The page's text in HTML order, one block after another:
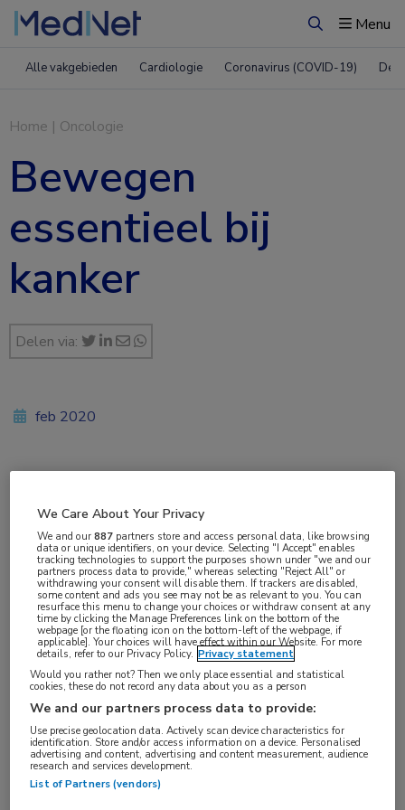
ZoekenMenu
Alle vakgebieden Cardiologie Coronavirus (COVID-19)
Home | Oncologie
Bewegen
essentieel bij
kanker
Delen via:
Beweging is belangrijk voor de preventie,
behandeling, het herstel en de overlevingskans
bij kanker. Daarom zijn er nu duidelijke
aanbevelingenvoor beweging bij
kankerpatiënten.
feb 2020
Oncologie
Tags:
bewegen
We Care About Your Privacy
We and our887 partners store and access personal data, like browsing
data or unique identifiers, on your device. Selecting "I Accept" enables
tracking technologies to support the purposes shown under "we and our
partners process data to provide," whereas selecting "Reject All" or
withdrawing your consent will disable them. If trackers are disabled,
some content and ads you see may not be as relevant to you. You can
resurface this menu to change your choices or withdraw consent at any
time by clicking the Manage Preferences link on the bottom of the
webpage [or the floating icon on the bottom-left of the webpage, if
applicable]. Your choices will have effect within our Website. For more
details, refer to our Privacy Policy. Privacy statement
Would you rather not? Then we only place essential and statistical
cookies, these do not record any data about you as a person
We and our partners process data to provide:
Use precise geolocation data. Actively scan device characteristics for
identification. Store and/or access information on a device. Personalised
advertising and content, advertising and content measurement, audience
research and services development.
List of Partners (vendors)